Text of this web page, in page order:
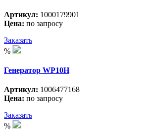
Артикул: 1000179901
Цена: по запросу
Заказать
%
Генератор WP10H
Артикул: 1006477168
Цена: по запросу
Заказать
%